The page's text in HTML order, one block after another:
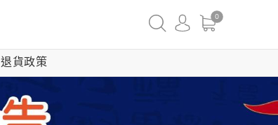
0
退貨政策